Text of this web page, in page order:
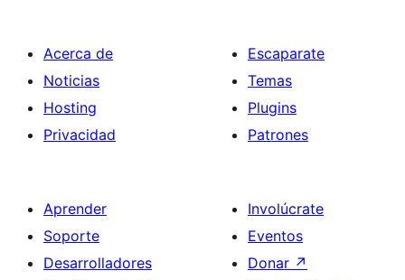
Acerca de
Noticias
Hosting
Privacidad
Escaparate
Temas
Plugins
Patrones
Aprender
Soporte
Desarrolladores
Involúcrate
Eventos
Donar ↗